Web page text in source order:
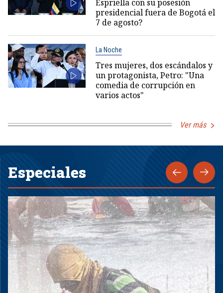
Espriella con su posesión
presidencial fuera de Bogotá el
7 de agosto?
La Noche
Tres mujeres, dos escándalos y
un protagonista, Petro: "Una
comedia de corrupción en
varios actos"
Ver más
Especiales